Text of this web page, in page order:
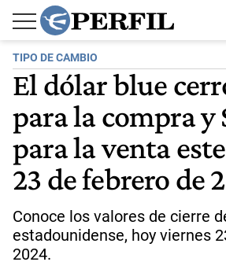
TIPO DE CAMBIO
El dólar blue
para la compra y
para la venta
23 de febrero de
Conoce los valores de cierre
estadounidense, hoy viernes
2024.